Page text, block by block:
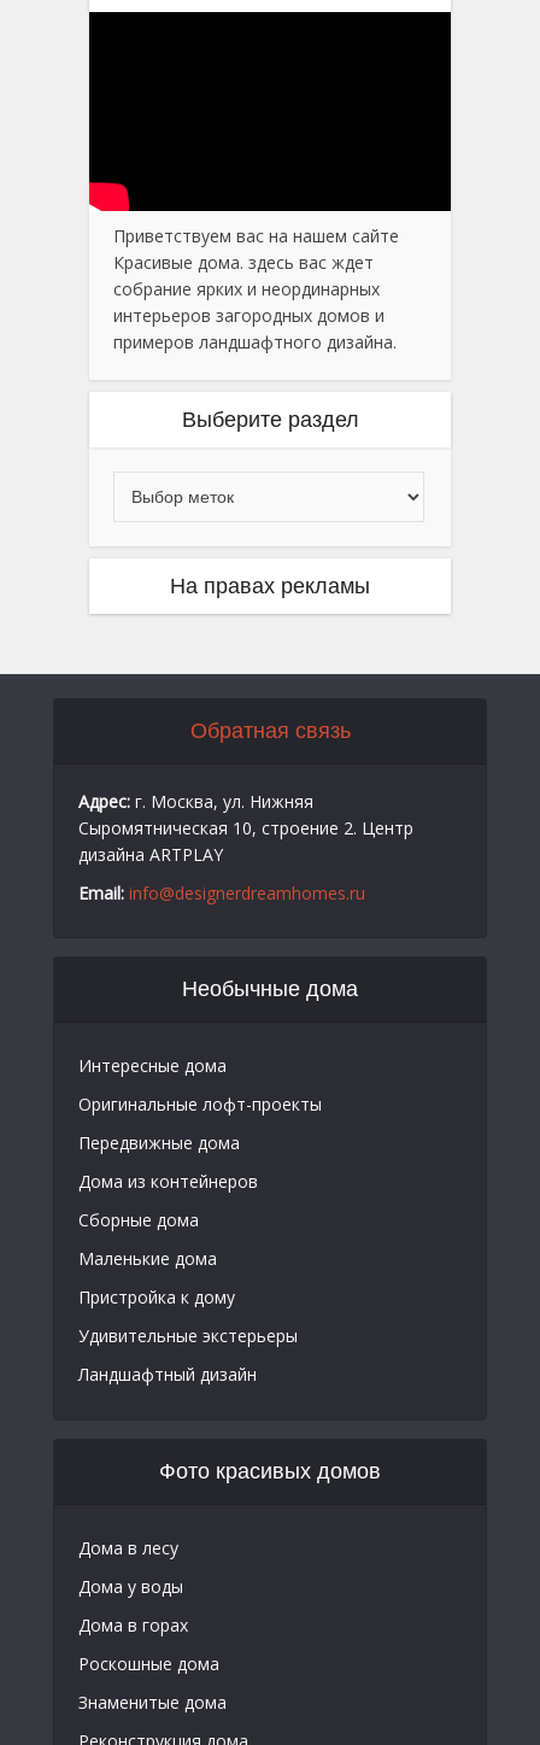
Приветствуем вас на нашем сайте
Красивые дома. здесь вас ждет
собрание ярких и неординарных
интерьеров загородных домов и
примеров ландшафтного дизайна.
Выберите раздел
На правах рекламы
Обратная связь
Адрес: г. Москва, ул. Нижняя
Сыромятническая 10, строение 2. Центр
дизайна ARTPLAY
Email: info@designerdreamhomes.ru
Необычные дома
Интересные дома
Оригинальные лофт-проекты
Передвижные дома
Дома из контейнеров
Сборные дома
Маленькие дома
Пристройка к дому
Удивительные экстерьеры
Ландшафтный дизайн
Фото красивых домов
Дома в лесу
Дома у воды
Дома в горах
Роскошные дома
Знаменитые дома